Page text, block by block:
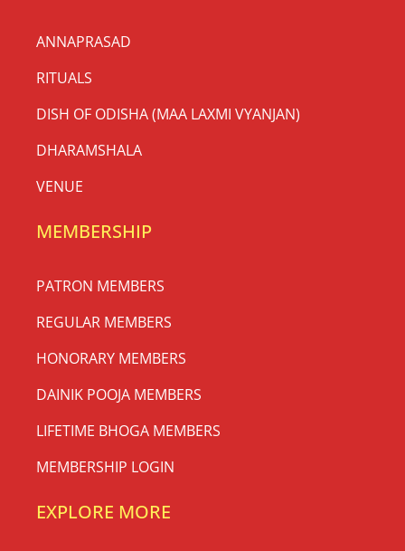
ANNAPRASAD
RITUALS
DISH OF ODISHA (MAA LAXMI VYANJAN)
DHARAMSHALA
VENUE
MEMBERSHIP
PATRON MEMBERS
REGULAR MEMBERS
HONORARY MEMBERS
DAINIK POOJA MEMBERS
LIFETIME BHOGA MEMBERS
MEMBERSHIP LOGIN
EXPLORE MORE